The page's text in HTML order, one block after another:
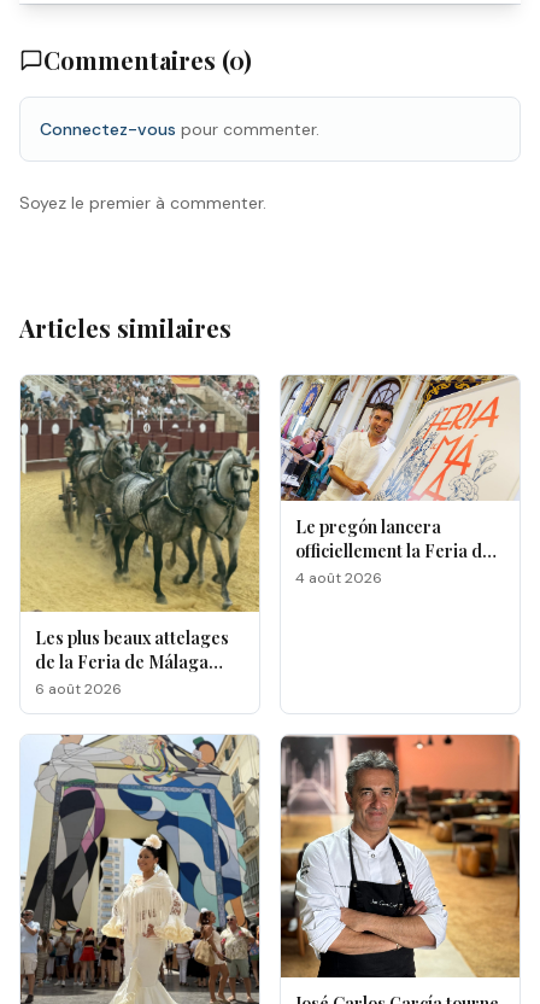
Commentaires (0)
Connectez-vous pour commenter.
Soyez le premier à commenter.
Articles similaires
Les plus beaux attelages
de la Feria de Málaga
s'affrontent à La
Malagueta
6 août 2026
Le pregón lancera
officiellement la Feria de
Málaga 2026
4 août 2026